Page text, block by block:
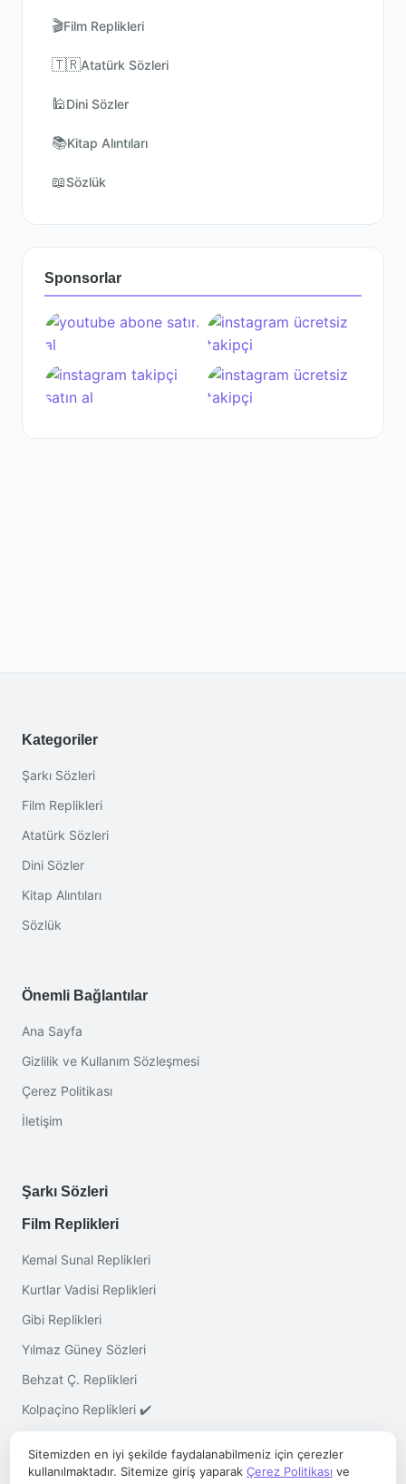
🎬Film Replikleri
🇹🇷Atatürk Sözleri
🕌Dini Sözler
📚Kitap Alıntıları
📖Sözlük
Sponsorlar
Kategoriler
Şarkı Sözleri
Film Replikleri
Atatürk Sözleri
Dini Sözler
Kitap Alıntıları
Sözlük
Önemli Bağlantılar
Ana Sayfa
Gizlilik ve Kullanım Sözleşmesi
Çerez Politikası
İletişim
Şarkı Sözleri
Film Replikleri
Kemal Sunal Replikleri
Kurtlar Vadisi Replikleri
Gibi Replikleri
Yılmaz Güney Sözleri
Behzat Ç. Replikleri
Kolpaçino Replikleri ✔️
Sitemizden en iyi şekilde faydalanabilmeniz için çerezler
kullanılmaktadır. Sitemize giriş yaparak Çerez Politikası ve